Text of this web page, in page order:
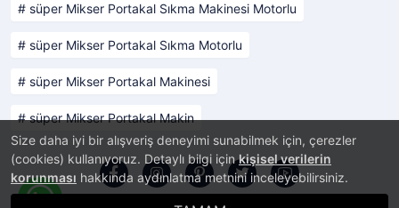
Size daha iyi bir alışveriş deneyimi sunabilmek için, çerezler
(cookies) kullanıyoruz. Detaylı bilgi içinkişisel verilerin
korunması hakkında aydınlatma metnini inceleyebilirsiniz.
süper Mikser Portakal Sıkma Makinesi Motorlu
süper Mikser Portakal Sıkma Motorlu
süper Mikser Portakal Makinesi
süper Mikser Portakal Makin